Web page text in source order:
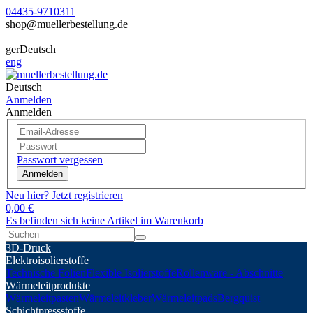
04435-9710311
shop@muellerbestellung.de
gerDeutsch
eng
Deutsch
Anmelden
Anmelden
Passwort vergessen
Anmelden
Neu hier? Jetzt registrieren
0,00 €
Es befinden sich keine Artikel im Warenkorb
3D-Druck
Elektroisolierstoffe
Technische FolienFlexible IsolierstoffeRollenware - Abschnitte
Wärmeleitprodukte
WärmeleitpastenWärmeleitkleberWärmeleitpadsBergquist
Schichtpressstoffe